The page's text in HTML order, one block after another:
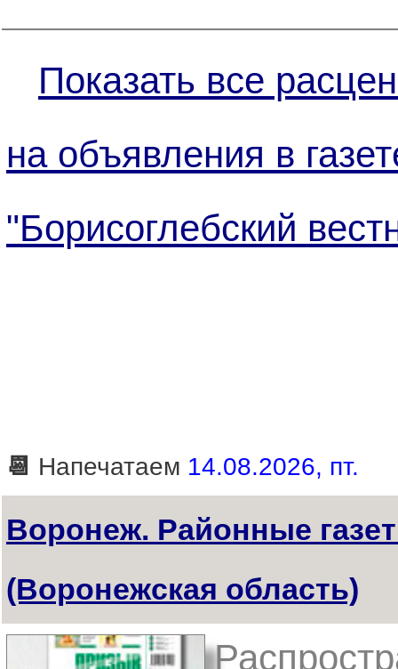
Показать все
на объявления в
"Борисоглебский
📆 Напечатаем 14.08.2026, пт.
Воронеж. Районные
(Воронежская область)